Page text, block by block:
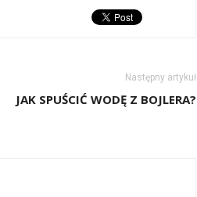
Następny artykuł
JAK SPUŚCIĆ WODĘ Z BOJLERA?